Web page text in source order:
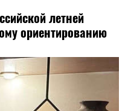
летней
ориентированию